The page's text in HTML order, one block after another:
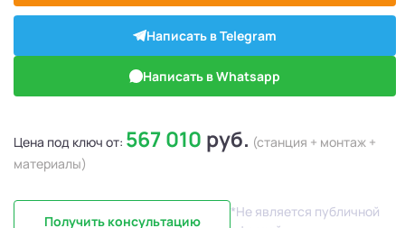
Написать в Telegram
Написать в Whatsapp
Цена под ключ от: 567 010 руб. (станция + монтаж +
материалы)
Получить консультацию
*Не является публичной